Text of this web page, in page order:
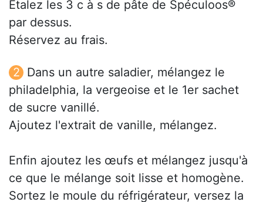
Étalez les 3 c à s de pâte de Spéculoos®
par dessus.
Réservez au frais.
Dans un autre saladier, mélangez le
philadelphia, la vergeoise et le 1er sachet
de sucre vanillé.
Ajoutez l'extrait de vanille, mélangez.
Enfin ajoutez les œufs et mélangez jusqu'à
ce que le mélange soit lisse et homogène.
Sortez le moule du réfrigérateur, versez la